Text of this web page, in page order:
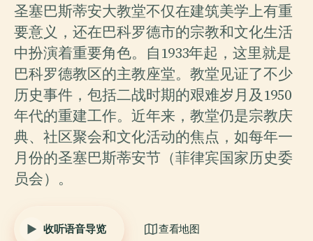
圣塞巴斯蒂安大教堂不仅在建筑美学上有重
要意义，还在巴科罗德市的宗教和文化生活
中扮演着重要角色。自1933年起，这里就是
巴科罗德教区的主教座堂。教堂见证了不少
历史事件，包括二战时期的艰难岁月及1950
年代的重建工作。近年来，教堂仍是宗教庆
典、社区聚会和文化活动的焦点，如每年一
月份的圣塞巴斯蒂安节（菲律宾国家历史委
员会）。
收听语音导览 查看地图